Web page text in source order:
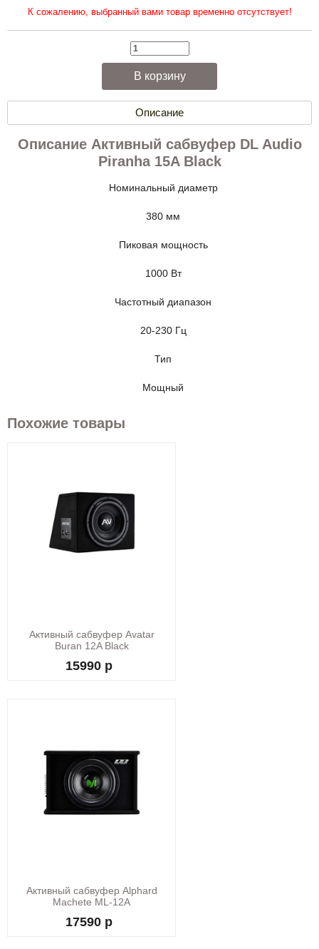
К сожалению, выбранный вами товар временно отсутствует!
Описание
Описание Активный сабвуфер DL Audio
Piranha 15A Black
Номинальный диаметр
380 мм
Пиковая мощность
1000 Вт
Частотный диапазон
20-230 Гц
Тип
Мощный
Похожие товары
Активный сабвуфер Avatar
Buran 12A Black
15990 р
Активный сабвуфер Alphard
Machete ML-12A
17590 р